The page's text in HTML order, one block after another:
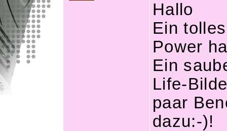
Hallo
Ein
Power
Ein
Life-
paar
dazu:-)!